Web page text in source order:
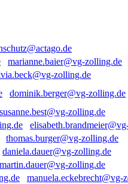
marianne.baier@vg-zolling.de
zolling.de
dominik.berger@vg-zolling.de
susanne.best@vg-zolling.de
thomas.burger@vg-zolling.de
daniela.dauer@vg-zolling.de
martin.dauer@vg-zolling.de
manuela.eckebrecht@vg-